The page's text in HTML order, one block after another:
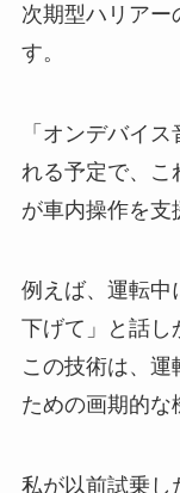
次期型ハリアー
す。
「オンデバイ
れる予定で、こ
が車内操作を支
例えば、運転中
下げて」と話し
この技術は、運
ための画期的な
私が以前試乗し